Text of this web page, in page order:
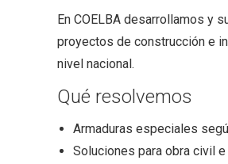
En COELBA desarrollamos y
proyectos de construcción e
nivel nacional.
Qué resolvemos
Armaduras especiales
Soluciones para obra civil